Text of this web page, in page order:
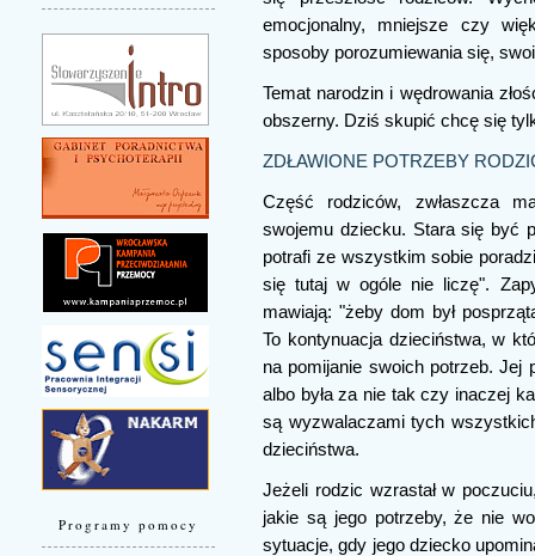
Programy pomocy
emocjonalny, mniejsze czy
sposoby porozumiewania się,
Temat narodzin i wędrowania
obszerny. Dziś skupić chcę się
ZDŁAWIONE POTRZEBY
Część rodziców, zwłaszcza
swojemu dziecku. Stara się być
potrafi ze wszystkim sobie
się tutaj w ogóle nie liczę".
mawiają: "żeby dom był
To kontynuacja dzieciństwa, w
na pomijanie swoich potrzeb. Jej
albo była za nie tak czy inaczej
są wyzwalaczami tych
dzieciństwa.
Jeżeli rodzic wzrastał w
jakie są jego potrzeby, że nie
sytuacje, gdy jego dziecko